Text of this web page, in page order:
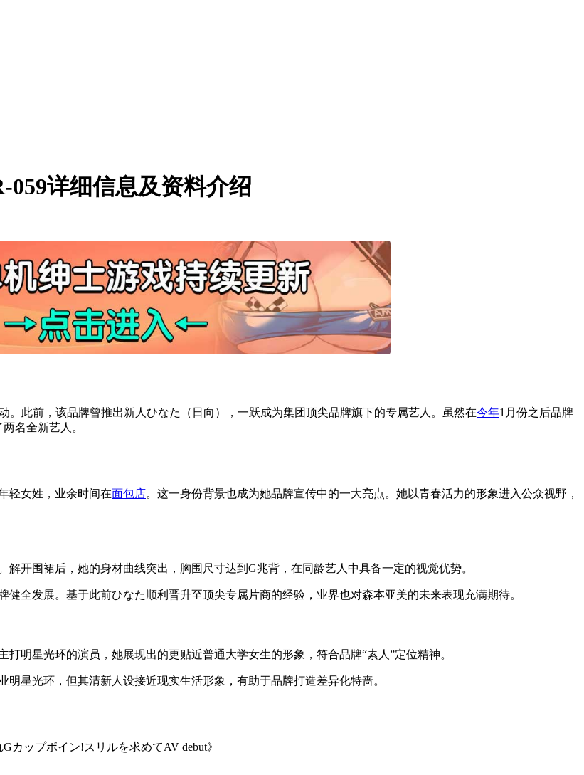
详细信息及资料介绍
此前，该品牌曾推出新人ひなた（日向），一跃成为集团顶尖品牌旗下的专属艺人。虽然在今年1月份之后品牌
名全新艺人。
轻女姓，业余时间在面包店。这一身份背景也成为她品牌宣传中的一大亮点。她以青春活力的形象进入公众视野，
开围裙后，她的身材曲线突出，胸围尺寸达到G兆背，在同龄艺人中具备一定的视觉优势。
全发展。基于此前ひなた顺利晋升至顶尖专属片商的经验，业界也对森本亚美的未来表现充满期待。
打明星光环的演员，她展现出的更贴近普通大学女生的形象，符合品牌“素人”定位精神。
星光环，但其清新人设接近现实生活形象，有助于品牌打造差异化特啬。
カップボイン!スリルを求めてAV debut》